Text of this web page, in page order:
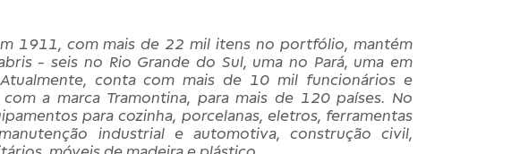
1911, com mais de 22 mil itens no portfólio, mantém
- seis no Rio Grande do Sul, uma no Pará, uma em
conta com mais de 10 mil funcionários e
a marca Tramontina, para mais de 120 países. No
para cozinha, porcelanas, eletros, ferramentas
industrial e automotiva, construção civil,